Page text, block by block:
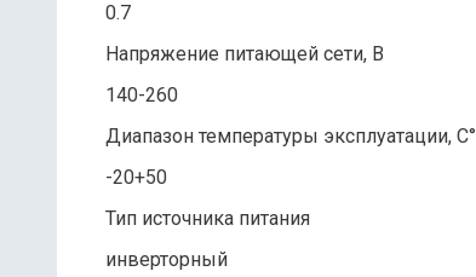
0.7
Напряжение питающей сети, В
140-260
Диапазон температуры эксплуатации, С°
-20+50
Тип источника питания
инверторный